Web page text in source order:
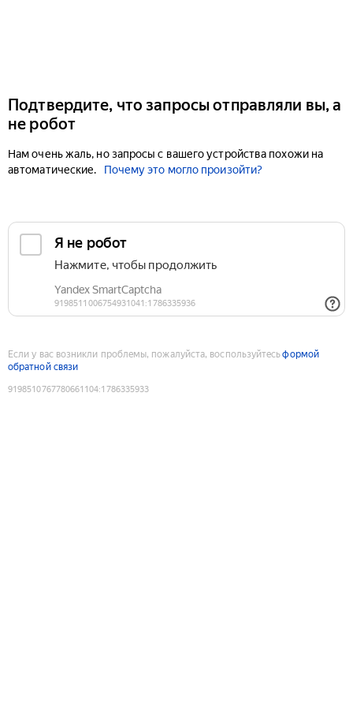
Подтвердите, что запросы отправляли вы, а
не робот
Нам очень жаль, но запросы с вашего устройства похожи на
автоматические.
Почему это могло произойти?
Если у вас возникли проблемы, пожалуйста, воспользуйтесьформой
обратной связи
9198510767780661104:1786335933